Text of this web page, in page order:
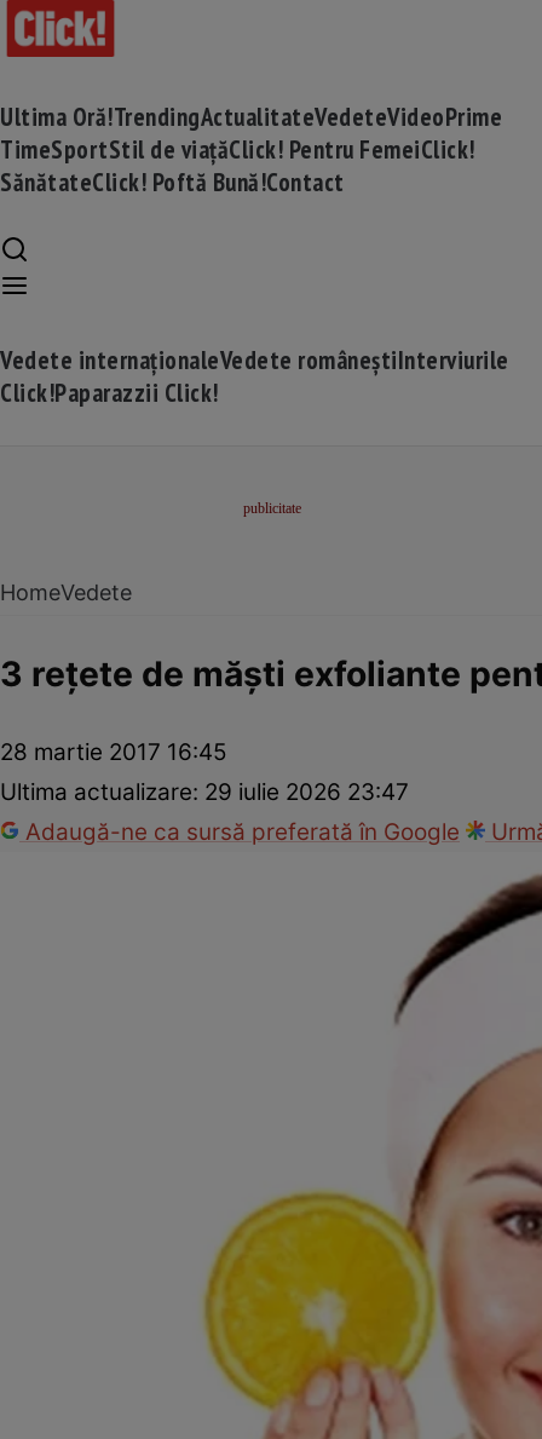
Ultima Oră!TrendingActualitateVedeteVideoPrime
TimeSportStil de viațăClick! Pentru FemeiClick!
SănătateClick! Poftă Bună!Contact
Vedete internaționaleVedete româneștiInterviurile
Click!Paparazzii Click!
HomeVedete
3 reţete de măşti exfoliante
28 martie 2017 16:45
Ultima actualizare: 29 iulie 2026 23:47
Adaugă-ne ca sursă preferată în Google